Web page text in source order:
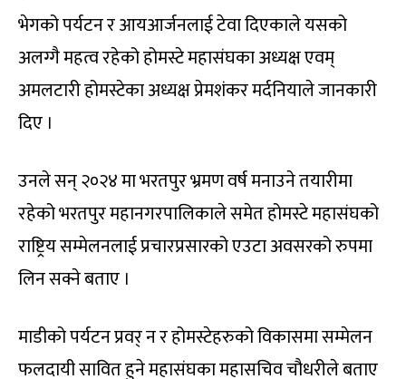
भेगको पर्यटन र आयआर्जनलाई टेवा दिएकाले यसको
अलग्गै महत्व रहेको होमस्टे महासंघका अध्यक्ष एवम्
अमलटारी होमस्टेका अध्यक्ष प्रेमशंकर मर्दनियाले जानकारी
दिए ।
उनले सन् २०२४ मा भरतपुर भ्रमण वर्ष मनाउने तयारीमा
रहेको भरतपुर महानगरपालिकाले समेत होमस्टे महासंघको
राष्ट्रिय सम्मेलनलाई प्रचारप्रसारको एउटा अवसरको रुपमा
लिन सक्ने बताए ।
माडीको पर्यटन प्रवर् न र होमस्टेहरुको विकासमा सम्मेलन
फलदायी सावित हुने महासंघका महासचिव चौधरीले बताए